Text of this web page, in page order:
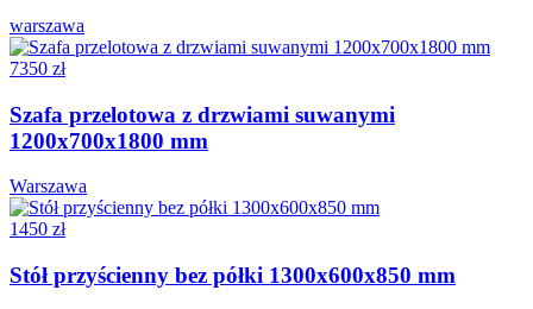
warszawa
7350 zł
Szafa przelotowa z drzwiami suwanymi
1200x700x1800 mm
Warszawa
1450 zł
Stół przyścienny bez półki 1300x600x850 mm